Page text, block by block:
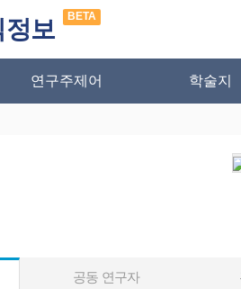
정보 BETA
연구주제어 학술지
공동 연구자